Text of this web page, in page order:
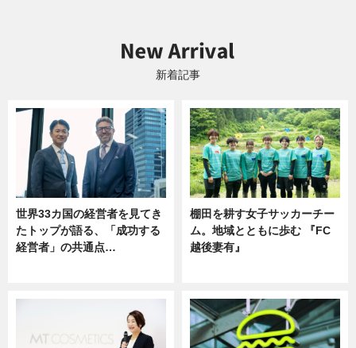
新着記事
世界33カ国の経営者を見てき
たトップが語る、「成功する
経営者」の共通点…
棚田を耕す女子サッカーチー
ム。地域とともに歩む 『FC
越後妻有』